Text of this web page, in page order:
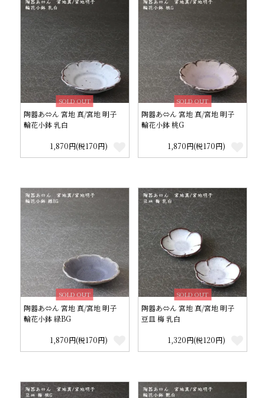
SOLD OUT
陶器あ⇔ん 宮地 真/宮地 明子
輪花小鉢 乳白
1,870円(税170円)
SOLD OUT
陶器あ⇔ん 宮地 真/宮地 明子
輪花小鉢 桃G
1,870円(税170円)
SOLD OUT
陶器あ⇔ん 宮地 真/宮地 明子
輪花小鉢 緑BG
1,870円(税170円)
SOLD OUT
陶器あ⇔ん 宮地 真/宮地 明子
豆皿 梅 乳白
1,320円(税120円)